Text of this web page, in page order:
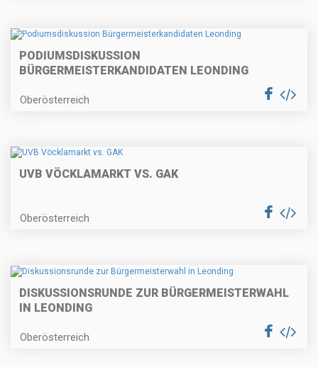
PODIUMSDISKUSSION
BÜRGERMEISTERKANDIDATEN LEONDING
Oberösterreich
UVB VÖCKLAMARKT VS. GAK
Oberösterreich
DISKUSSIONSRUNDE ZUR BÜRGERMEISTERWAHL
IN LEONDING
Oberösterreich